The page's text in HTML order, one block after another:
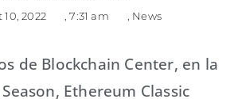
2022 7:31 am News
de Blockchain Center, en la
Ethereum Classic